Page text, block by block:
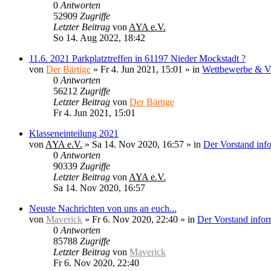
0 Antworten
52909 Zugriffe
Letzter Beitrag von AYA e.V.
So 14. Aug 2022, 18:42
11.6. 2021 Parkplatztreffen in 61197 Nieder Mockstadt ?
von Der Bärtige » Fr 4. Jun 2021, 15:01 » in Wettbewerbe &
0 Antworten
56212 Zugriffe
Letzter Beitrag von Der Bärtige
Fr 4. Jun 2021, 15:01
Klasseneinteilung 2021
von AYA e.V. » Sa 14. Nov 2020, 16:57 » in Der Vorstand
0 Antworten
90339 Zugriffe
Letzter Beitrag von AYA e.V.
Sa 14. Nov 2020, 16:57
Neuste Nachrichten von uns an euch...
von Maverick » Fr 6. Nov 2020, 22:40 » in Der Vorstand
0 Antworten
85788 Zugriffe
Letzter Beitrag von Maverick
Fr 6. Nov 2020, 22:40